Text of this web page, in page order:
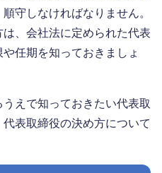
守しなければなりません。
、会社法に定められた代表
任期を知っておきましょ
えで知っておきたい代表取
表取締役の決め方について